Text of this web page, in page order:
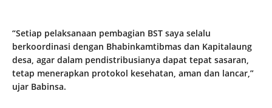
“Setiap pelaksanaan pembagian BST saya selalu
berkoordinasi dengan Bhabinkamtibmas dan Kapitalaung
desa, agar dalam pendistribusianya dapat tepat sasaran,
tetap menerapkan protokol kesehatan, aman dan lancar,”
ujar Babinsa.